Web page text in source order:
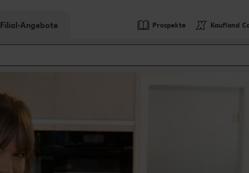
Prospekte Kaufland
Filial-Angebote